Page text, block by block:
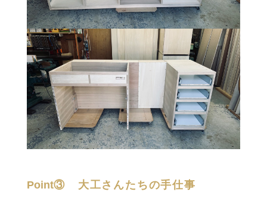
Point③ 大工さんたちの手仕事